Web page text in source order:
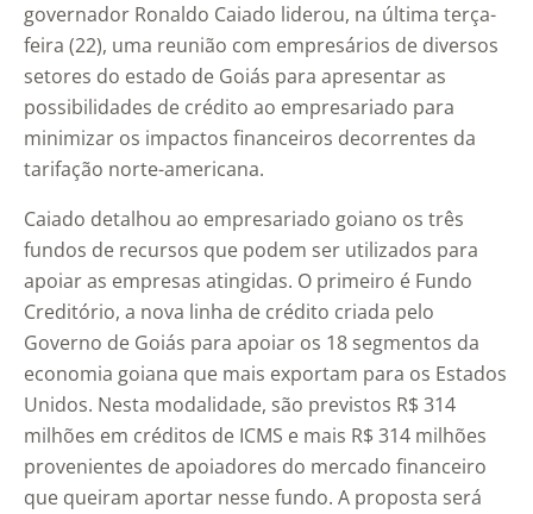
governador Ronaldo Caiado liderou, na última terça-
feira (22), uma reunião com empresários de diversos
setores do estado de Goiás para apresentar as
possibilidades de crédito ao empresariado para
minimizar os impactos financeiros decorrentes da
tarifação norte-americana.
Caiado detalhou ao empresariado goiano os três
fundos de recursos que podem ser utilizados para
apoiar as empresas atingidas. O primeiro é Fundo
Creditório, a nova linha de crédito criada pelo
Governo de Goiás para apoiar os 18 segmentos da
economia goiana que mais exportam para os Estados
Unidos. Nesta modalidade, são previstos R$ 314
milhões em créditos de ICMS e mais R$ 314 milhões
provenientes de apoiadores do mercado financeiro
que queiram aportar nesse fundo. A proposta será